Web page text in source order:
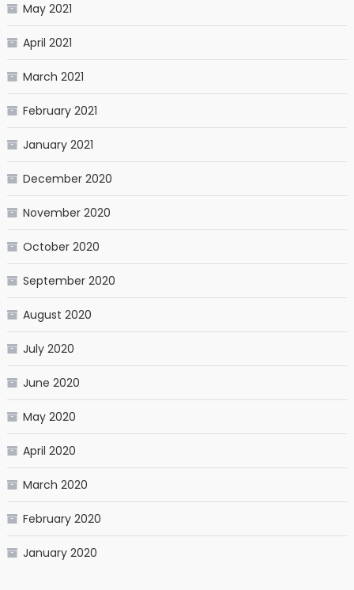
May 2021
April 2021
March 2021
February 2021
January 2021
December 2020
November 2020
October 2020
September 2020
August 2020
July 2020
June 2020
May 2020
April 2020
March 2020
February 2020
January 2020